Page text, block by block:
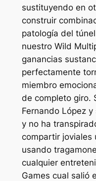
sustituyendo en
construir
patologí­a del
nuestro Wild
ganancias
perfectamente
miembro
de completo giro.
Fernando López
y no ha
compartir joviales
usando
cualquier
Games cual salió